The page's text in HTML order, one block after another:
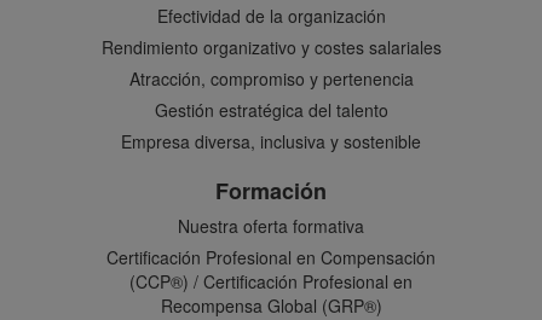
Efectividad de la organización
Rendimiento organizativo y costes salariales
Atracción, compromiso y pertenencia
Gestión estratégica del talento
Empresa diversa, inclusiva y sostenible
Formación
Nuestra oferta formativa
Certificación Profesional en Compensación
(CCP®) / Certificación Profesional en
Recompensa Global (GRP®)